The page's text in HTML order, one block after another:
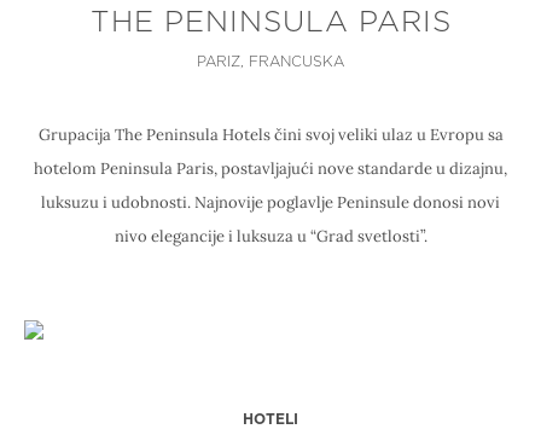
THE PENINSULA PARIS
PARIZ, FRANCUSKA
Grupacija The Peninsula Hotels čini svoj veliki ulaz u Evropu sa
hotelom Peninsula Paris, postavljajući nove standarde u dizajnu,
luksuzu i udobnosti. Najnovije poglavlje Peninsule donosi novi
nivo elegancije i luksuza u “Grad svetlosti”.
HOTELI